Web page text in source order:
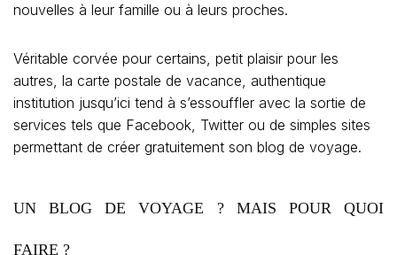
nouvelles à leur famille ou à leurs proches.
Véritable corvée pour certains, petit plaisir pour les
autres, la carte postale de vacance, authentique
institution jusqu’ici tend à s’essouffler avec la sortie de
services tels que Facebook, Twitter ou de simples sites
permettant de créer gratuitement son blog de voyage.
UN BLOG DE VOYAGE ? MAIS POUR QUOI
FAIRE ?